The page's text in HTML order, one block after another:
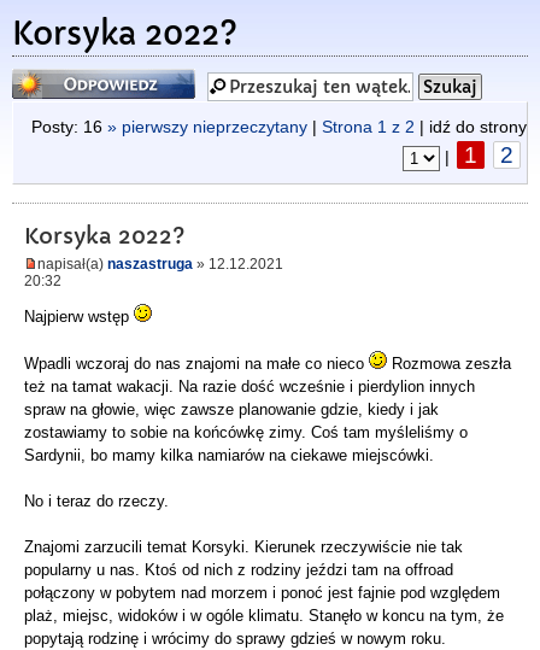
Korsyka 2022?
Odpowiedz
Posty: 16 » pierwszy nieprzeczytany | Strona 1 z 2 | idź do strony
|
1 2
Korsyka 2022?
napisał(a) naszastruga » 12.12.2021
20:32
Najpierw wstęp
Wpadli wczoraj do nas znajomi na małe co nieco
Rozmowa zeszła
też na tamat wakacji. Na razie dość wcześnie i pierdylion innych
spraw na głowie, więc zawsze planowanie gdzie, kiedy i jak
zostawiamy to sobie na końcówkę zimy. Coś tam myśleliśmy o
Sardynii, bo mamy kilka namiarów na ciekawe miejscówki.
No i teraz do rzeczy.
Znajomi zarzucili temat Korsyki. Kierunek rzeczywiście nie tak
popularny u nas. Ktoś od nich z rodziny jeździ tam na offroad
połączony w pobytem nad morzem i ponoć jest fajnie pod względem
plaż, miejsc, widoków i w ogóle klimatu. Stanęło w koncu na tym, że
popytają rodzinę i wrócimy do sprawy gdzieś w nowym roku.